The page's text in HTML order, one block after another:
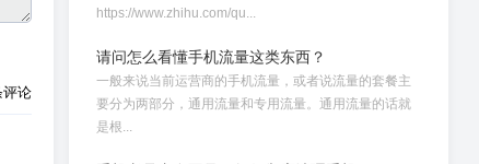
评论
https://www.zhihu.com/qu...
请问怎么看懂手机流量这类东西？
一般来说当前运营商的手机流量，或者说流量的套餐主
要分为两部分，通用流量和专用流量。通用流量的话就
是根...